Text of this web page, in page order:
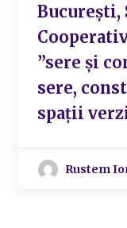
București,
”sere și
sere,
spații
Rustem